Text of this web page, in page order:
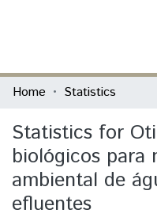
Communities & Collections
All of DSpace
Home Statistics
Statistics for
biológicos para
ambiental de
efluentes